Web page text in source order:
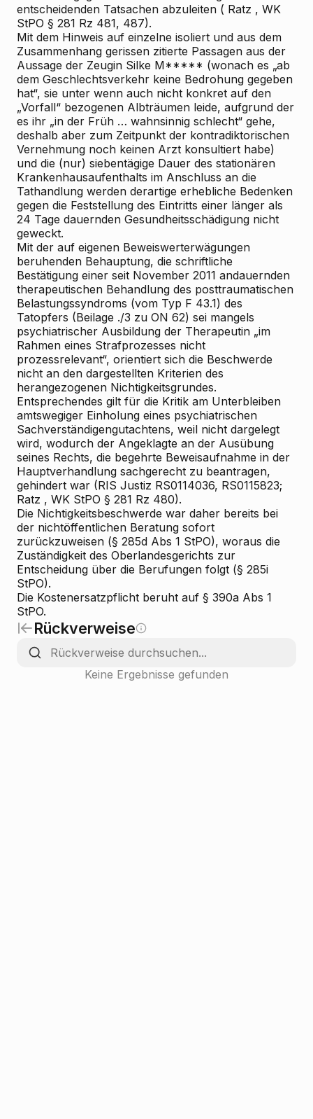
entscheidenden Tatsachen abzuleiten ( Ratz , WK
StPO § 281 Rz 481, 487).
Mit dem Hinweis auf einzelne isoliert und aus dem
Zusammenhang gerissen zitierte Passagen aus der
Aussage der Zeugin Silke M***** (wonach es „ab
dem Geschlechtsverkehr keine Bedrohung gegeben
hat“, sie unter wenn auch nicht konkret auf den
„Vorfall“ bezogenen Albträumen leide, aufgrund der
es ihr „in der Früh … wahnsinnig schlecht“ gehe,
deshalb aber zum Zeitpunkt der kontradiktorischen
Vernehmung noch keinen Arzt konsultiert habe)
und die (nur) siebentägige Dauer des stationären
Krankenhausaufenthalts im Anschluss an die
Tathandlung werden derartige erhebliche Bedenken
gegen die Feststellung des Eintritts einer länger als
24 Tage dauernden Gesundheitsschädigung nicht
geweckt.
Mit der auf eigenen Beweiswerterwägungen
beruhenden Behauptung, die schriftliche
Bestätigung einer seit November 2011 andauernden
therapeutischen Behandlung des posttraumatischen
Belastungssyndroms (vom Typ F 43.1) des
Tatopfers (Beilage ./3 zu ON 62) sei mangels
psychiatrischer Ausbildung der Therapeutin „im
Rahmen eines Strafprozesses nicht
prozessrelevant“, orientiert sich die Beschwerde
nicht an den dargestellten Kriterien des
herangezogenen Nichtigkeitsgrundes.
Entsprechendes gilt für die Kritik am Unterbleiben
amtswegiger Einholung eines psychiatrischen
Sachverständigengutachtens, weil nicht dargelegt
wird, wodurch der Angeklagte an der Ausübung
seines Rechts, die begehrte Beweisaufnahme in der
Hauptverhandlung sachgerecht zu beantragen,
gehindert war (RIS Justiz RS0114036, RS0115823;
Ratz , WK StPO § 281 Rz 480).
Die Nichtigkeitsbeschwerde war daher bereits bei
der nichtöffentlichen Beratung sofort
zurückzuweisen (§ 285d Abs 1 StPO), woraus die
Zuständigkeit des Oberlandesgerichts zur
Entscheidung über die Berufungen folgt (§ 285i
StPO).
Die Kostenersatzpflicht beruht auf § 390a Abs 1
StPO.
Rückverweise
Keine Ergebnisse gefunden